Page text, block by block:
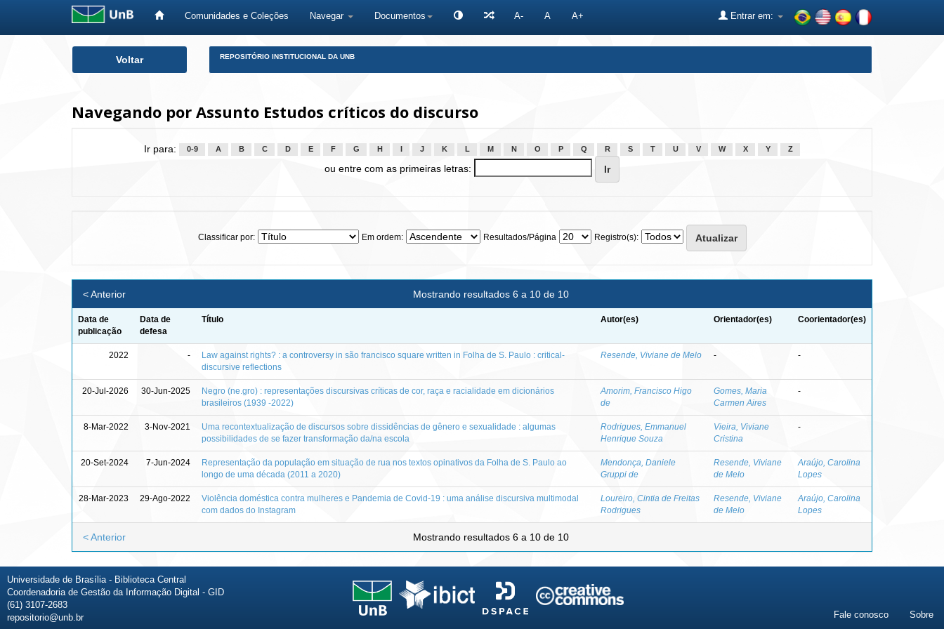
Comunidades e Coleções Navegar Documentos A- A A+ Entrar em:
Voltar REPOSITÓRIO INSTITUCIONAL DA UNB
Navegando por Assunto Estudos críticos do discurso
Ir para: 0-9 A B C D E F G H J K L M N O P Q R S T U V W X Y Z
ou entre com as primeiras letras:
Classificar por: Em ordem: Resultados/Página Registro(s):
Mostrando resultados 6 a 10 de 10
< Anterior
Data de
publicação
Data de
defesa
Título Autor(es) Orientador(es) Coorientador(es)
2022 -
Law against rights? : a controversy in são francisco square written in Folha de S. Paulo : critical-
discursive reflections
Resende, Viviane de Melo - -
20-Jul-2026 30-Jun-2025
Negro (ne.gro) : representações discursivas críticas de cor, raça e racialidade em dicionários
brasileiros (1939 -2022)
Amorim, Francisco Higo
de
Gomes, Maria
Carmen Aires
-
8-Mar-2022 3-Nov-2021
Uma recontextualização de discursos sobre dissidências de gênero e sexualidade : algumas
possibilidades de se fazer transformação da/na escola
Rodrigues, Emmanuel
Henrique Souza
Vieira, Viviane
Cristina
-
20-Set-2024 7-Jun-2024
Representação da população em situação de rua nos textos opinativos da Folha de S. Paulo ao
longo de uma década (2011 a 2020)
Mendonça, Daniele
Gruppi de
Resende, Viviane
de Melo
Araújo, Carolina
Lopes
28-Mar-2023 29-Ago-2022
Violência doméstica contra mulheres e Pandemia de Covid-19 : uma análise discursiva multimodal
com dados do Instagram
Loureiro, Cintia de Freitas
Rodrigues
Resende, Viviane
de Melo
Araújo, Carolina
Lopes
Mostrando resultados 6 a 10 de 10
< Anterior
Universidade de Brasília - Biblioteca Central
Coordenadoria de Gestão da Informação Digital - GID
(61) 3107-2683
repositorio@unb.br
Fale conosco Sobre